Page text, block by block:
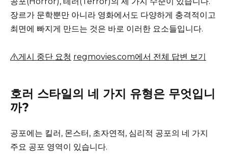
장르가 문학뿐만 아니라 영화에서도 다양하게 충격적이고
최면에 빠지게 만드는 것은 바로 이러한 요소들입니다.
게시 중단 요청 regmovies.com에서 전체 답변 보기
호러 스타일의 네 가지 유형은 무엇입니
까?
공포에는 킬러, 몬스터, 초자연적, 심리적 공포의 네 가지
주요 공포 영역이 있습니다.